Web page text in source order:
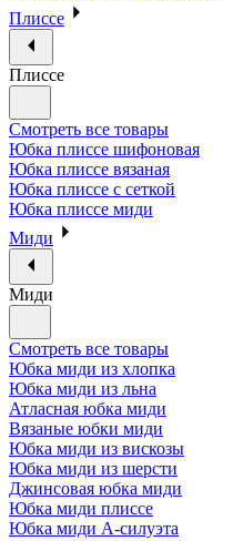
Плиссе
Плиссе
Смотреть все товары
Юбка плиссе шифоновая
Юбка плиссе вязаная
Юбка плиссе с сеткой
Юбка плиссе миди
Миди
Миди
Смотреть все товары
Юбка миди из хлопка
Юбка миди из льна
Атласная юбка миди
Вязаные юбки миди
Юбка миди из вискозы
Юбка миди из шерсти
Джинсовая юбка миди
Юбка миди плиссе
Юбка миди А-силуэта